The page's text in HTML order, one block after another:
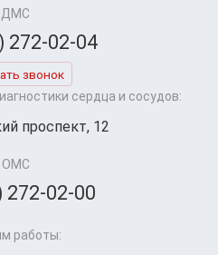
ДМС
272-02-04
звонок
сердца и сосудов:
проспект, 12
ОМС
272-02-00
работы: